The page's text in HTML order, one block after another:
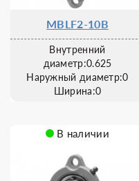
MBLF2-10B
Внутренний
диаметр:0.625
Наружный диаметр:0
Ширина:0
В наличии